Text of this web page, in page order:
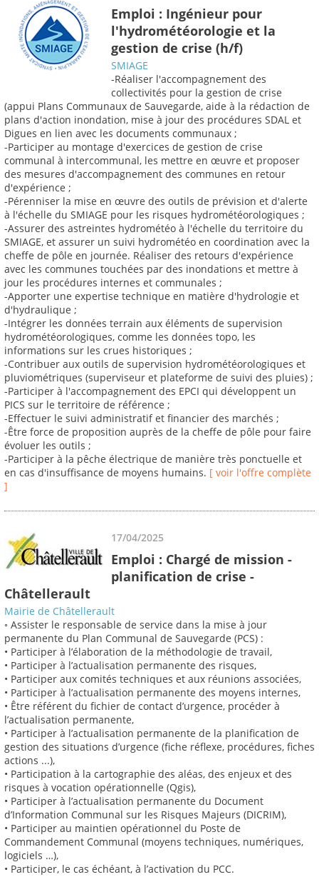
Emploi : Ingénieur pour
l'hydrométéorologie et la
gestion de crise (h/f)
SMIAGE
-Réaliser l'accompagnement des
collectivités pour la gestion de crise
(appui Plans Communaux de Sauvegarde, aide à la rédaction de
plans d'action inondation, mise à jour des procédures SDAL et
Digues en lien avec les documents communaux ;
-Participer au montage d'exercices de gestion de crise
communal à intercommunal, les mettre en œuvre et proposer
des mesures d'accompagnement des communes en retour
d'expérience ;
-Pérenniser la mise en œuvre des outils de prévision et d'alerte
à l'échelle du SMIAGE pour les risques hydrométéorologiques ;
-Assurer des astreintes hydrométéo à l'échelle du territoire du
SMIAGE, et assurer un suivi hydrométéo en coordination avec la
cheffe de pôle en journée. Réaliser des retours d'expérience
avec les communes touchées par des inondations et mettre à
jour les procédures internes et communales ;
-Apporter une expertise technique en matière d'hydrologie et
d'hydraulique ;
-Intégrer les données terrain aux éléments de supervision
hydrométéorologiques, comme les données topo, les
informations sur les crues historiques ;
-Contribuer aux outils de supervision hydrométéorologiques et
pluviométriques (superviseur et plateforme de suivi des pluies) ;
-Participer à l'accompagnement des EPCI qui développent un
PICS sur le territoire de référence ;
-Effectuer le suivi administratif et financier des marchés ;
-Être force de proposition auprès de la cheffe de pôle pour faire
évoluer les outils ;
-Participer à la pêche électrique de manière très ponctuelle et
en cas d'insuffisance de moyens humains. [ voir l'offre complète
]
17/04/2025
Emploi : Chargé de mission -
planification de crise -
Châtellerault
Mairie de Châtellerault
◦ Assister le responsable de service dans la mise à jour
permanente du Plan Communal de Sauvegarde (PCS) :
• Participer à l’élaboration de la méthodologie de travail,
• Participer à l’actualisation permanente des risques,
• Participer aux comités techniques et aux réunions associées,
• Participer à l’actualisation permanente des moyens internes,
• Être référent du fichier de contact d’urgence, procéder à
l’actualisation permanente,
• Participer à l’actualisation permanente de la planification de
gestion des situations d’urgence (fiche réflexe, procédures, fiches
actions ...),
• Participation à la cartographie des aléas, des enjeux et des
risques à vocation opérationnelle (Qgis),
• Participer à l’actualisation permanente du Document
d’Information Communal sur les Risques Majeurs (DICRIM),
• Participer au maintien opérationnel du Poste de
Commandement Communal (moyens techniques, numériques,
logiciels …),
• Participer, le cas échéant, à l’activation du PCC.